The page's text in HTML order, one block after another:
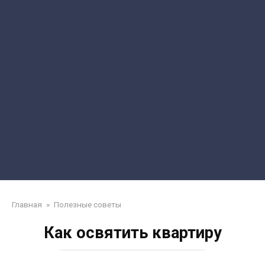
Главная » Полезные советы
Как освятить квартиру